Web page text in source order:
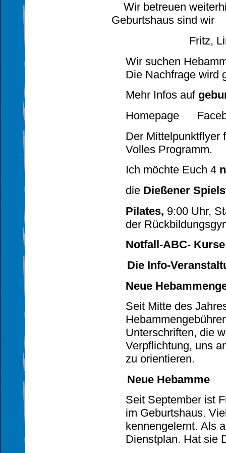
Wir betreuen
Geburtshaus sind
Fritz,
Wir suchen
Die Nachfrage wird
Mehr Infos auf
Homepage
Der Mittelpunktflyer
Volles Programm.
Ich möchte Euch 4
die Dießener
Pilates, 9:00 Uhr,
der
Notfall-ABC- Kurse
Die Info-
Neue
Seit Mitte des
Unterschriften, die
Verpflichtung, uns
zu orientieren.
Neue Hebamme
Seit September ist
im Geburtshaus.
kennengelernt. Als
Dienstplan. Hat sie